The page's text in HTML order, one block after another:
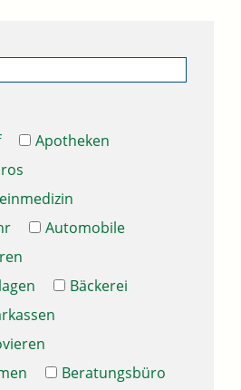
Apotheken
Automobile
Bäckerei
Beratungsbüro